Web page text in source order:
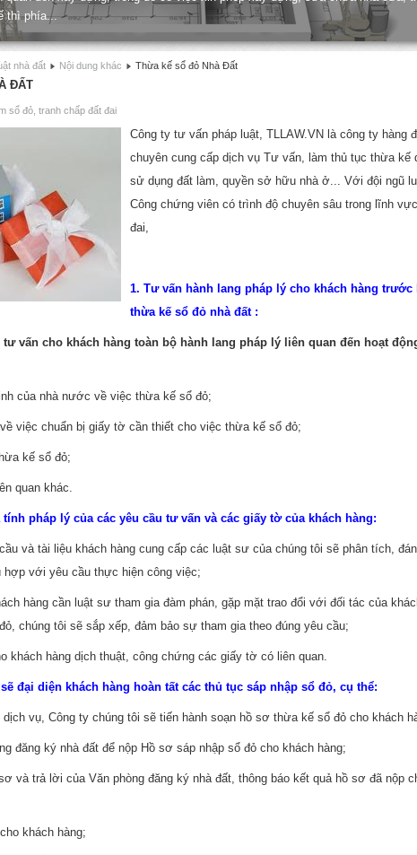
quan đến xây dựng, trong đó có việc xin phép xây dựng, sửa chữa nhà cửa,
thì phía...
nhà đất Nội dung khác Thừa kế sổ đỏ Nhà Đất
ĐẤT
sổ đỏ, tranh chấp đất đai
Công ty tư vấn pháp luật, TLLAW.VN là công ty hàng
chuyên cung cấp dịch vụ Tư vấn, làm thủ tục thừa kế
sử dụng đất làm, quyền sở hữu nhà ở... Với đội ngũ
Công chứng viên có trình độ chuyên sâu trong lĩnh
đai,
1. Tư vấn hành lang pháp lý cho khách hàng trước
thừa kế sổ đỏ nhà đất :
vấn cho khách hàng toàn bộ hành lang pháp lý liên quan đến hoạt
của nhà nước về việc thừa kế sổ đỏ;
việc chuẩn bị giấy tờ cần thiết cho việc thừa kế sổ đỏ;
kế sổ đỏ;
quan khác.
pháp lý của các yêu cầu tư vấn và các giấy tờ của khách hàng:
và tài liệu khách hàng cung cấp các luật sư của chúng tôi sẽ phân tích,
với yêu cầu thực hiện công việc;
hàng cần luật sư tham gia đàm phán, gặp mặt trao đổi với đối tác của
chúng tôi sẽ sắp xếp, đảm bảo sự tham gia theo đúng yêu cầu;
khách hàng dịch thuật, công chứng các giấy tờ có liên quan.
đại diện khách hàng hoàn tất các thủ tục sáp nhập sổ đỏ, cụ thể:
vụ, Công ty chúng tôi sẽ tiến hành soạn hồ sơ thừa kế sổ đỏ cho khách
đăng ký nhà đất để nộp Hồ sơ sáp nhập sổ đỏ cho khách hàng;
và trả lời của Văn phòng đăng ký nhà đất, thông báo kết quả hồ sơ đã nộp
khách hàng;